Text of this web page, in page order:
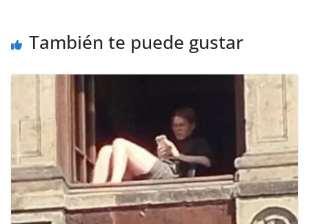
También te puede gustar